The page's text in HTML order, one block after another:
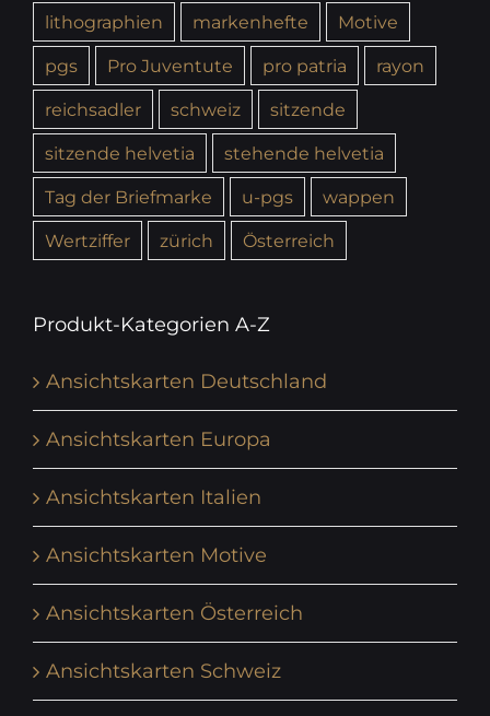
lithographien
markenhefte
Motive
pgs
Pro Juventute pro patria
rayon
reichsadler
schweiz
sitzende
sitzende helvetia
stehende helvetia
Tag der Briefmarke
u-pgs
wappen
Wertziffer
zürich Österreich
Produkt-Kategorien A-Z
Ansichtskarten Deutschland
Ansichtskarten Europa
Ansichtskarten Italien
Ansichtskarten Motive
Ansichtskarten Österreich
Ansichtskarten Schweiz